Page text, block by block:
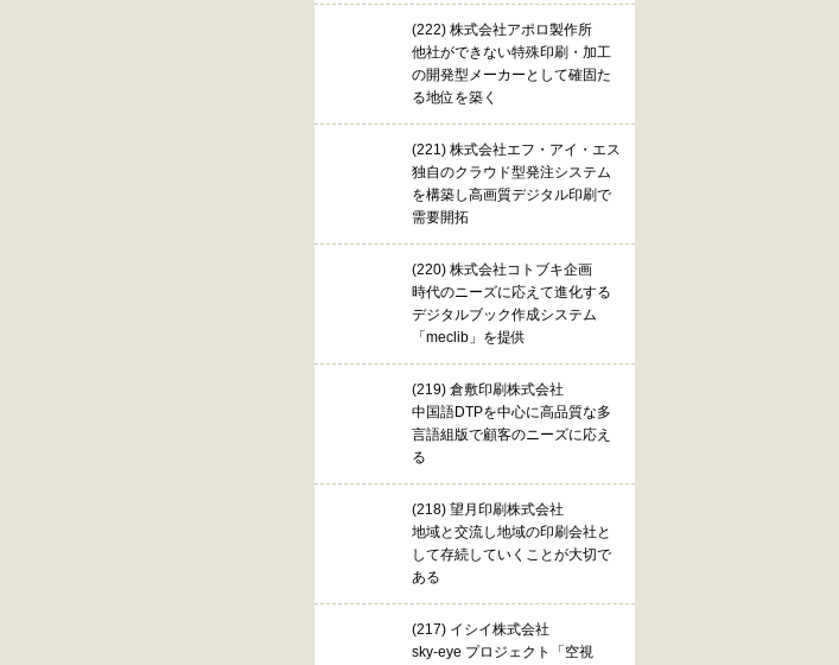
(222) 株式会社アポロ製作所
他社ができない特殊印刷・加工
の開発型メーカーとして確固た
る地位を築く
(221) 株式会社エフ・アイ・エス
独自のクラウド型発注システム
を構築し高画質デジタル印刷で
需要開拓
(220) 株式会社コトブキ企画
時代のニーズに応えて進化する
デジタルブック作成システム
「meclib」を提供
(219) 倉敷印刷株式会社
中国語DTPを中心に高品質な多
言語組版で顧客のニーズに応え
る
(218) 望月印刷株式会社
地域と交流し地域の印刷会社と
して存続していくことが大切で
ある
(217) イシイ株式会社
sky-eye プロジェクト「空視